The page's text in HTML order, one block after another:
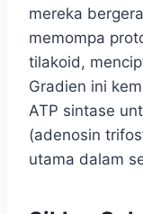
mereka
memompa
tilakoid,
Gradien ini
ATP sintase
(adenosin
utama dalam